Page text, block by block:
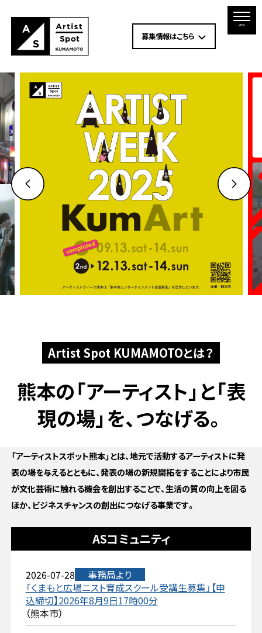
募集情報はこちら
MENU
Artist Spot KUMAMOTOとは？
熊本の「アーティスト」と「表
現の場」を、つなげる。
「アーティストスポット熊本」とは、地元で活動するアーティストに発
表の場を与えるとともに、発表の場の新規開拓をすることにより市民
が文化芸術に触れる機会を創出することで、生活の質の向上を図る
ほか、ビジネスチャンスの創出につなげる事業です。
ASコミュニティ
2026-07-28
事務局より
「くまもと広場ニスト育成スクール受講生募集」【申
込締切】2026年8月9日17時00分
（熊本市）